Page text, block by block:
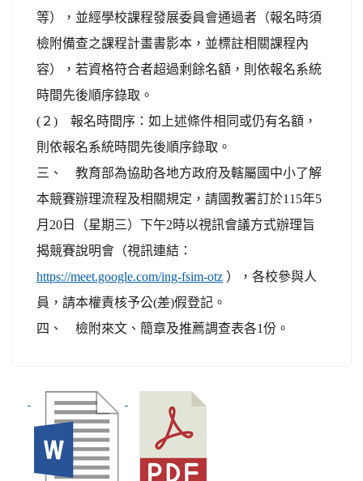
等），並經學校課程發展委員會通過者（報名時須
檢附備查之課程計畫書影本，並標註相關課程內
容），若資格符合者超過剩餘名額，則依報名系統
時間先後順序錄取。
(２) 報名時間序：如上述條件相同或仍有名額，
則依報名系統時間先後順序錄取。
三、 教育部為協助各地方政府及轄屬國中小了解
本競賽辦理流程及相關規定，請國教署訂於115年5
月20日（星期三）下午2時以視訊會議方式辦理旨
揭競賽說明會（視訊連結：
https://meet.google.com/ing-fsim-otz ），各校參與人
員，請本權責核予公(差)假登記。
四、 檢附來文、簡章及推薦調查表各1份。